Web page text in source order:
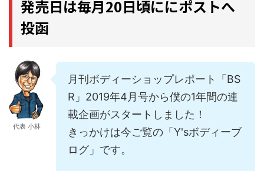
発売日は毎月20日頃ににポストへ
投函
代表 小林
月刊ボディーショップレポート「BS
R」2019年4月号から僕の1年間の連
載企画がスタートしました！
きっかけは今ご覧の「Y'sボディーブ
ログ」です。